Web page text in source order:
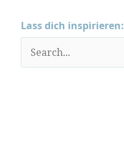
Lass dich inspirieren:
u